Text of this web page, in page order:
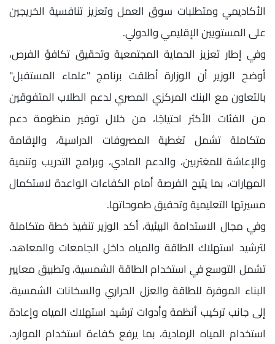
الأكاديمي ومتطلبات سوق العمل وتعزيز تنافسية الخريجين
على المستويين الإقليمي والدولي.
وفي إطار تعزيز الحماية المجتمعية وتحقيق تكافؤ الفرص،
أوضح الوزير أن الوزارة أطلقت برنامج "علماء المستقبل"
بالتعاون مع البنك المركزي المصري لدعم الطلاب المتفوقين
من الفئات الأكثر احتياجًا، من خلال توفير منظومة دعم
متكاملة تشمل تغطية المصروفات الدراسية، والإقامة
والإعاشة للمغتربين، والدعم المادي، وبرامج التدريب وتنمية
المهارات، بما يتيح الفرصة أمام الكفاءات الواعدة لاستكمال
مسيرتها التعليمية وتحقيق طموحاتها.
وفي مجال الاستدامة البيئية، أكد الوزير تنفيذ خطة متكاملة
لترشيد استهلاك الطاقة والمياه داخل الجامعات والمعاهد،
تشمل التوسع في استخدام الطاقة الشمسية، وتطبيق معايير
البناء الموفرة للطاقة والعزل الحراري والسخانات الشمسية،
إلى جانب تركيب أنظمة وأدوات ترشيد استهلاك المياه وإعادة
استخدام المياه الرمادية، بما يرفع كفاءة استخدام الموارد،